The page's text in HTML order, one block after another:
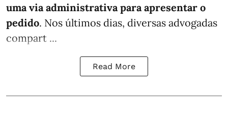
uma via administrativa para apresentar o
pedido. Nos últimos dias, diversas advogadas
compart ...
Read More